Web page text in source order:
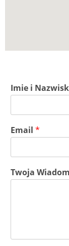
Imie i
Email *
Twoja